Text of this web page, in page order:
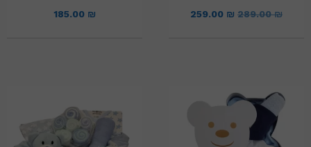
289.00₪
259.00 ₪
185.00 ₪